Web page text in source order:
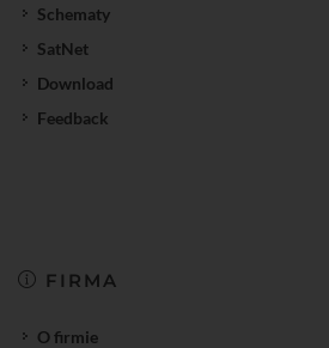
Schematy
SatNet
Download
Feedback
FIRMA
O firmie